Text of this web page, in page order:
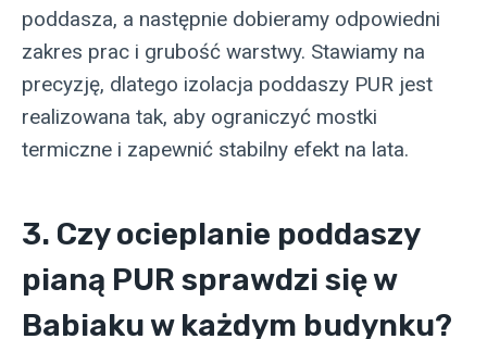
poddasza, a następnie dobieramy odpowiedni
zakres prac i grubość warstwy. Stawiamy na
precyzję, dlatego izolacja poddaszy PUR jest
realizowana tak, aby ograniczyć mostki
termiczne i zapewnić stabilny efekt na lata.
3. Czy ocieplanie poddaszy
pianą PUR sprawdzi się w
Babiaku w każdym budynku?